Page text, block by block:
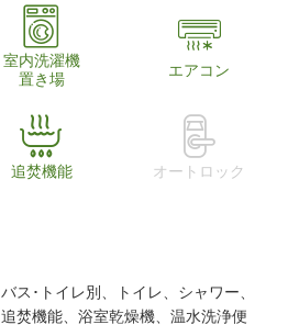
室内洗濯機
置き場
エアコン
追焚機能 オートロック
バス･トイレ別、トイレ、シャワー、
追焚機能、浴室乾燥機、温水洗浄便